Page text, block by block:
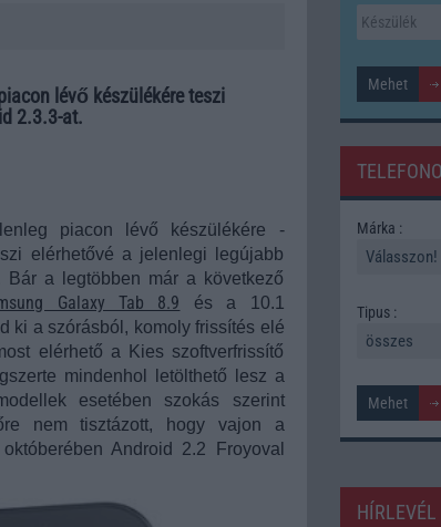
lévő készülékére teszi
2.3.3-at.
piacon lévő készülékére -
elérhetővé a jelenlegi legújabb
Bár a legtöbben már a következő
Galaxy Tab 8.9 és a 10.1
ki a szórásból, komoly frissítés elé
elérhető a Kies szoftverfrissítő
mindenhol letölthető lesz a
esetében szokás szerint
nem tisztázott, hogy vajon a
Android 2.2 Froyoval
Márka :
Tipus :
HÍRLEVÉL